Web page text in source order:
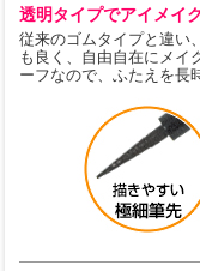
透明タイプでアイメイ
従来のゴムタイプと違い
も良く、自由自在にメイ
ーフなので、ふたえを長